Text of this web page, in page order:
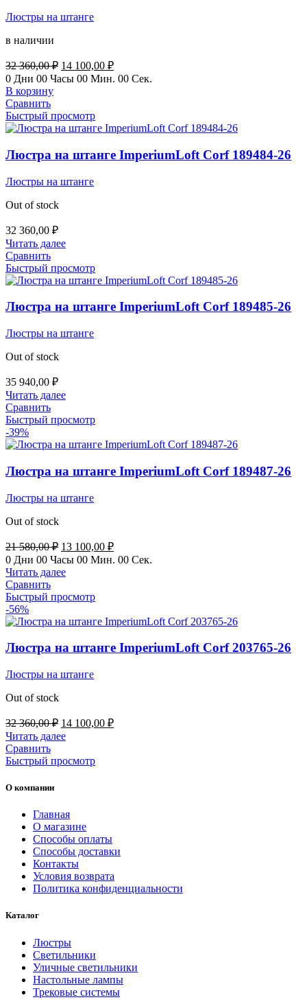
Люстры на штанге
в наличии
32 360,00₽ Первоначальная
цена
360,00 ₽.
14 100,00 ₽Текущая
цена:
0 Дни 00 Часы 00 Мин. 00 Сек.
В корзину
Сравнить
Быстрый просмотр
Люстра на штанге ImperiumLoft Corf 189484-26
Люстры на штанге
Out of stock
32 360,00 ₽
Читать далее
Сравнить
Быстрый просмотр
Люстра на штанге ImperiumLoft Corf 189485-26
Люстры на штанге
Out of stock
35 940,00 ₽
Читать далее
Сравнить
Быстрый просмотр
-39%
Люстра на штанге ImperiumLoft Corf 189487-26
Люстры на штанге
Out of stock
21 580,00₽ Первоначальная
цена
составляла
21
580,00 ₽.
13 100,00 ₽Текущая
цена:
0 Дни 00 Часы 00 Мин. 00 Сек.
Читать далее
Сравнить
Быстрый просмотр
-56%
Люстра на штанге ImperiumLoft Corf 203765-26
Люстры на штанге
Out of stock
32 360,00₽ Первоначальная
цена
составляла
32
14 100,00 ₽Текущая
Читать далее
Сравнить
Быстрый просмотр
О компании
Главная
О магазине
Способы оплаты
Способы доставки
Контакты
Условия возврата
Политика конфиденциальности
Каталог
Люстры
Светильники
Уличные светильники
Настольные лампы
Трековые системы